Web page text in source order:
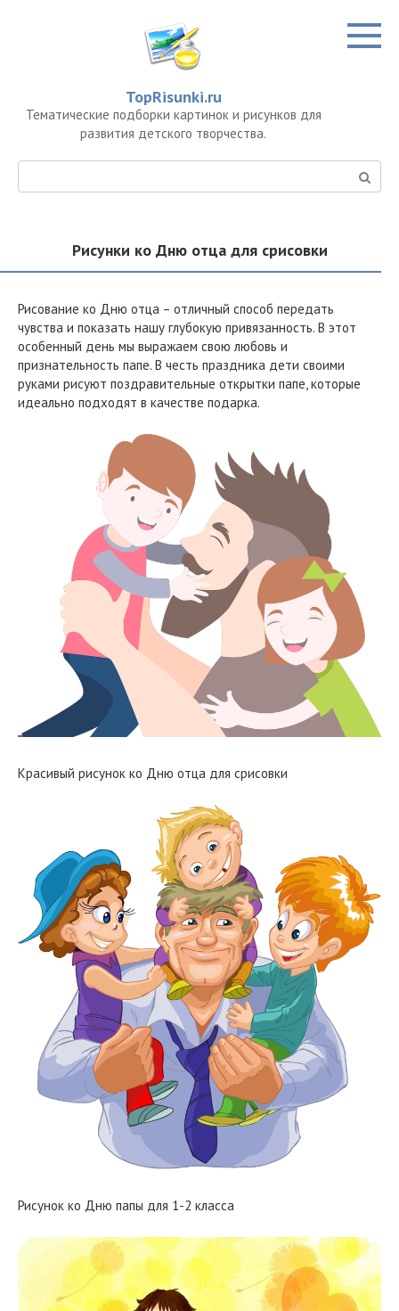
TopRisunki.ru
Тематические подборки картинок и рисунков для
развития детского творчества.
Рисунки ко Дню отца для срисовки
Рисование ко Дню отца – отличный способ передать
чувства и показать нашу глубокую привязанность. В этот
особенный день мы выражаем свою любовь и
признательность папе. В честь праздника дети своими
руками рисуют поздравительные открытки папе, которые
идеально подходят в качестве подарка.
Красивый рисунок ко Дню отца для срисовки
Рисунок ко Дню папы для 1-2 класса